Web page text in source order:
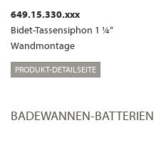
649.15.330.xxx
Bidet-Tassensiphon 1 ¼“
Wandmontage
PRODUKT-DETAILSEITE
BADEWANNEN-BATTERIEN